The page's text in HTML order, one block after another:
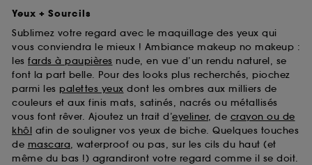
Yeux + Sourcils
Sublimez votre regard avec le maquillage des yeux qui
vous conviendra le mieux ! Ambiance makeup no makeup :
les fards à paupières nude, en vue d’un rendu naturel, se
font la part belle. Pour des looks plus recherchés, piochez
parmi les palettes yeux dont les ombres aux milliers de
couleurs et aux finis mats, satinés, nacrés ou métallisés
vous font rêver. Ajoutez un trait d’eyeliner, de crayon ou de
khôl afin de souligner vos yeux de biche. Quelques touches
de mascara, waterproof ou pas, sur les cils du haut (et
même du bas !) agrandiront votre regard comme il se doit.